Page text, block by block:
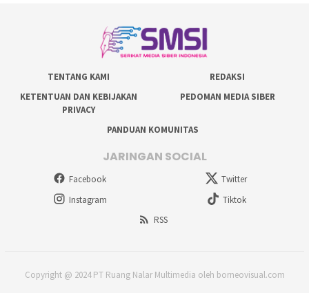
TENTANG KAMI
REDAKSI
KETENTUAN DAN KEBIJAKAN
PRIVACY
PEDOMAN MEDIA SIBER
PANDUAN KOMUNITAS
JARINGAN SOCIAL
Facebook
Twitter
Instagram
Tiktok
RSS
Copyright @ 2024 PT Ruang Nalar Multimedia oleh borneovisual.com